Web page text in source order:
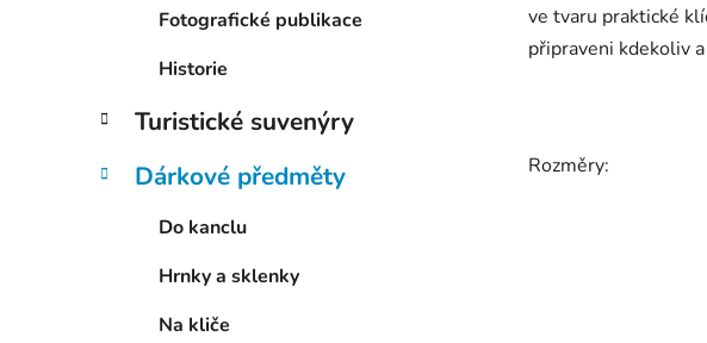
Fotografické publikace
Historie
Turistické suvenýry
Dárkové předměty
Do kanclu
Hrnky a sklenky
Na kliče
ve tvaru praktické
připraveni kdekoliv
Rozměry: